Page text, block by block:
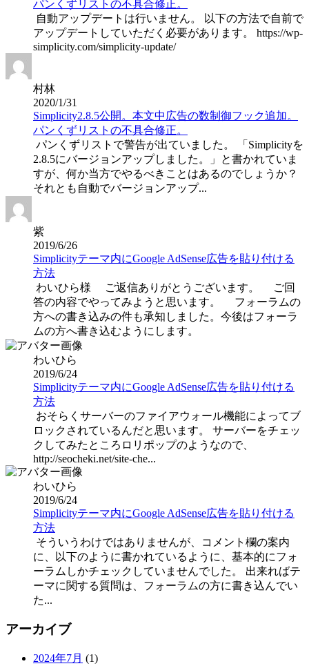
パンくずリストの不具合修正。
自動アップデートは行いません。 以下の方法で自前で
アップデートしていただく必要があります。 https://wp-
simplicity.com/simplicity-update/
村林
2020/1/31
Simplicity2.8.5公開。本文中広告の数制御フック追加。
パンくずリストの不具合修正。
パンくずリストで警告が出ていました。 「Simplicityを
2.8.5にバージョンアップしました。」と書かれていま
すが、何か当方でやるべきことはあるのでしょうか？
それとも自動でバージョンアップ...
紫
2019/6/26
Simplicityテーマ内にGoogle AdSense広告を貼り付ける
方法
わいひら様 ご返信ありがとうございます。 ご回
答の内容でやってみようと思います。 フォーラムの
方への書き込みの件も承知しました。今後はフォーラ
ムの方へ書き込むようにします。
わいひら
2019/6/24
Simplicityテーマ内にGoogle AdSense広告を貼り付ける
方法
おそらくサーバーのファイアウォール機能によってブ
ロックされているんだと思います。 サーバーをチェッ
クしてみたところロリポップのようなので、
http://seocheki.net/site-che...
わいひら
2019/6/24
Simplicityテーマ内にGoogle AdSense広告を貼り付ける
方法
そういうわけではありませんが、コメント欄の案内
に、以下のように書かれているように、基本的にフォ
ーラムしかチェックしていませんでした。 出来ればテ
ーマに関する質問は、フォーラムの方に書き込んでい
た...
アーカイブ
2024年7月 (1)